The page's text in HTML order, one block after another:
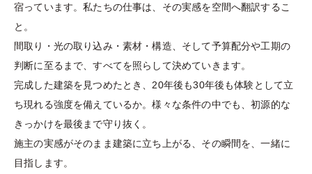
宿っています。私たちの仕事は、その実感を空間へ翻訳するこ
と。
間取り・光の取り込み・素材・構造、そして予算配分や⼯期の
判断に⾄るまで、すべてを照らして決めていきます。
完成した建築を⾒つめたとき、20年後も30年後も体験として⽴
ち現れる強度を備えているか。様々な条件の中でも、初源的な
きっかけを最後まで守り抜く。
施主の実感がそのまま建築に⽴ち上がる、その瞬間を、⼀緒に
⽬指します。